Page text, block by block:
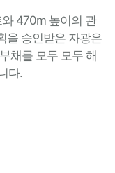
470m 높이의 관
을 승인받은 자광은
채를 모두 모두 해
다.